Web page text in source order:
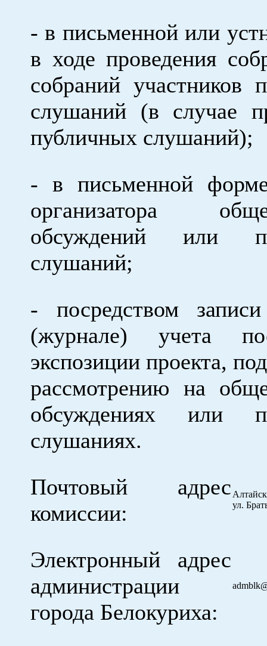
- в письменной или
в ходе проведения
собраний участников
слушаний (в случае
публичных слушаний);
- в письменной
организатора
обсуждений или
слушаний;
- посредством
(журнале) учета
экспозиции проекта,
рассмотрению на
обсуждениях или
слушаниях.
Почтовый адрес
комиссии:
ул.
Электронный адрес
администрации
города Белокуриха: